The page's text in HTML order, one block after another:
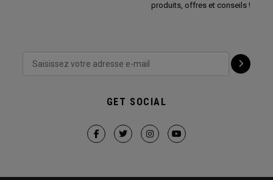
produits, offres et conseils !
GET SOCIAL